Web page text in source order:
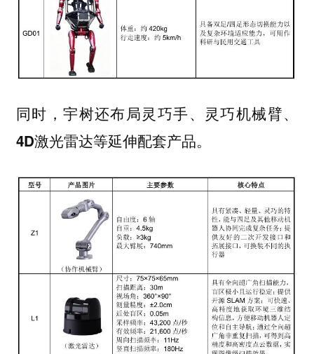
同时，宇树还布局灵巧手、灵巧机械臂、
4D激光雷达等延伸配套产品。